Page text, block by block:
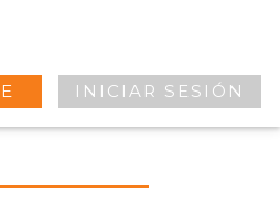
INICIAR SESIÓN